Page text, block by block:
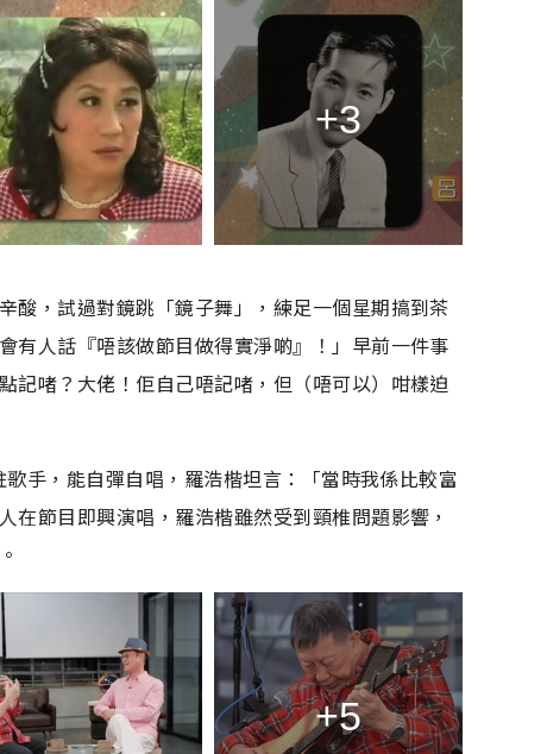
+3
酸，試過對鏡跳「鏡子舞」，練足一個星期搞到茶
有人話『唔該做節目做得實淨啲』！」早前一件事
記啫？大佬！佢自己唔記啫，但（唔可以）咁樣迫
手，能自彈自唱，羅浩楷坦言：「當時我係比較富
節目即興演唱，羅浩楷雖然受到頸椎問題影響，
+5